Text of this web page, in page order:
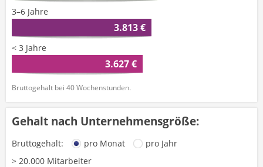
3–6 Jahre
3.813 €
< 3 Jahre
3.627 €
Bruttogehalt bei 40 Wochenstunden.
Gehalt nach Unternehmensgröße:
Bruttogehalt: pro Monat
pro Jahr
> 20.000 Mitarbeiter